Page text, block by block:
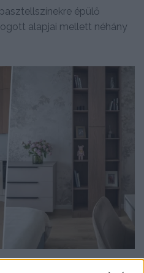
épülő
alapjai mellett néhány
a szülők a 39 m²-es